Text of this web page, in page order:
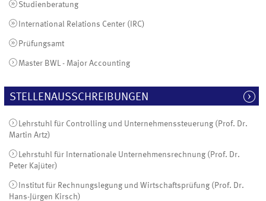
Studienberatung
International Relations Center (IRC)
Prüfungsamt
Master BWL - Major Accounting
STELLENAUSSCHREIBUNGEN
Lehrstuhl für Controlling und Unternehmenssteuerung (Prof. Dr.
Martin Artz)
Lehrstuhl für Internationale Unternehmensrechnung (Prof. Dr.
Peter Kajüter)
Institut für Rechnungslegung und Wirtschaftsprüfung (Prof. Dr.
Hans-Jürgen Kirsch)